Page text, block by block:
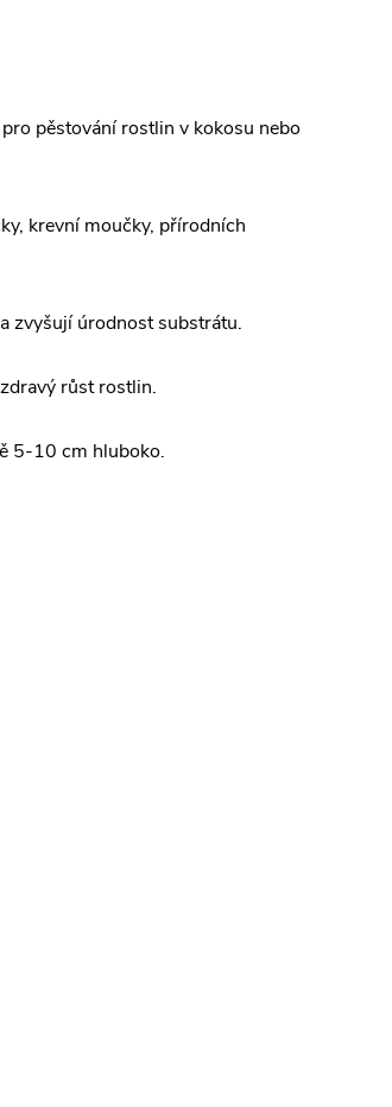
pěstování rostlin v kokosu nebo
krevní moučky, přírodních
zvyšují úrodnost substrátu.
růst rostlin.
5-10 cm hluboko.